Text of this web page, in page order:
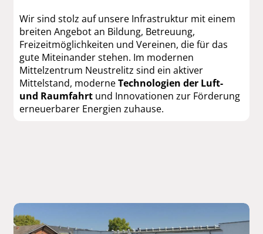
Wir sind stolz auf unsere Infrastruktur mit einem
breiten Angebot an Bildung, Betreuung,
Freizeitmöglichkeiten und Vereinen, die für das
gute Miteinander stehen. Im modernen
Mittelzentrum Neustrelitz sind ein aktiver
Mittelstand, moderneTechnologien der Luft-
und Raumfahrt und Innovationen zur Förderung
erneuerbarer Energien zuhause.